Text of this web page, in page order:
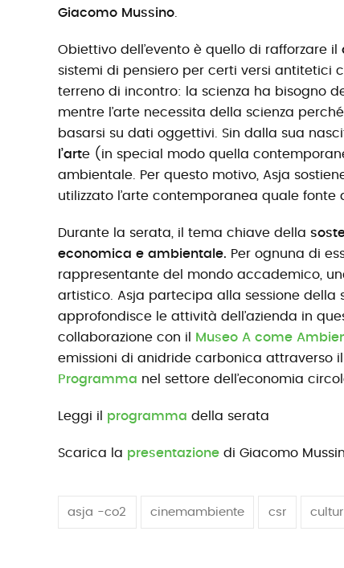
Giacomo Mussino
Obiettivo dell’evento è quello di rafforzare il
sistemi di pensiero per certi versi antitetici
terreno di incontro: la scienza ha bisogno
mentre l’arte necessita della scienza
basarsi su dati oggettivi. Sin dalla sua
l’arte (in special modo quella
ambientale. Per questo motivo, Asja
utilizzato l’arte contemporanea quale
Durante la serata, il tema chiave della
economica e ambientale. Per ognuna di
rappresentante del mondo accademico,
artistico. Asja partecipa alla sessione
approfondisce le attività dell’azienda in
collaborazione con il
Museo A come
emissioni di anidride carbonica attraverso
Programma nel settore dell’economia
Leggi il programma della serata
Scarica la presentazione di Giacomo
asja -co2 cinemambiente csr